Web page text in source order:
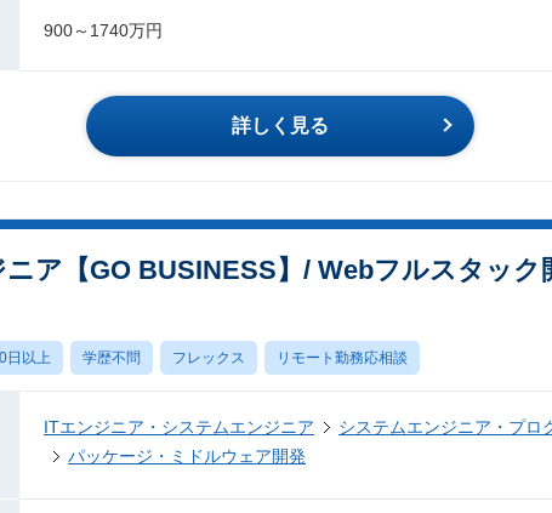
900～1740万円
詳しく見る
ア【GO BUSINESS】/ Webフルスタック
日以上 学歴不問 フレックス リモート勤務応相談
ITエンジニア・システムエンジニア
システムエンジニア・プロ
パッケージ・ミドルウェア開発